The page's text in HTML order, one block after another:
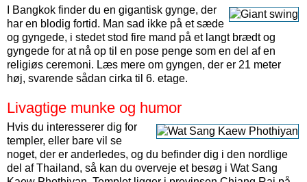
I Bangkok finder du en gigantisk gynge, der
har en blodig fortid. Man sad ikke på et sæde
og gyngede, i stedet stod fire mand på et langt brædt og
gyngede for at nå op til en pose penge som en del af en
religiøs ceremoni. Læs mere om gyngen, der er 21 meter
høj, svarende sådan cirka til 6. etage.
Livagtige munke og humor
Hvis du interesserer dig for
templer, eller bare vil se
noget, der er anderledes, og du befinder dig i den nordlige
del af Thailand, så kan du overveje et besøg i Wat Sang